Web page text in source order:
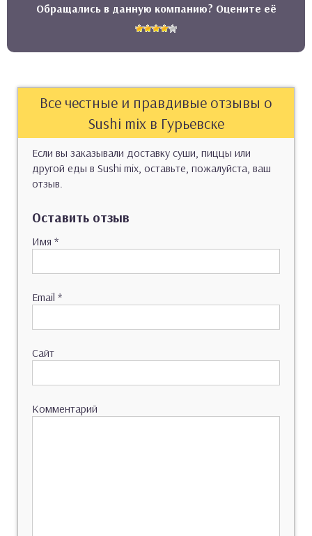
Обращались в данную компанию? Оцените её
Все честные и правдивые отзывы о
Sushi mix в Гурьевске
Если вы заказывали доставку суши, пиццы или
другой еды в Sushi mix, оставьте, пожалуйста, ваш
отзыв.
Оставить отзыв
Имя *
Email *
Сайт
Комментарий